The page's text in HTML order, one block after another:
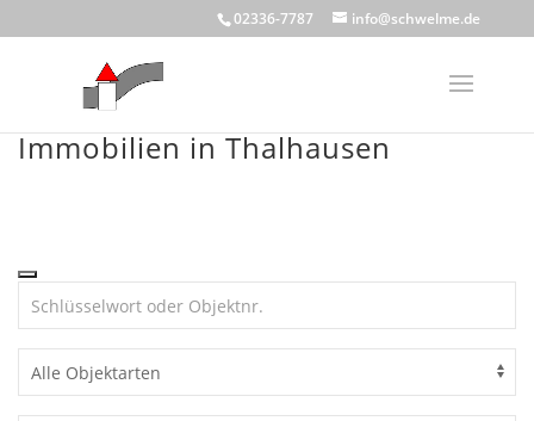
to
02336-7787 info@schwelme.de
Immobilien in Thalhausen